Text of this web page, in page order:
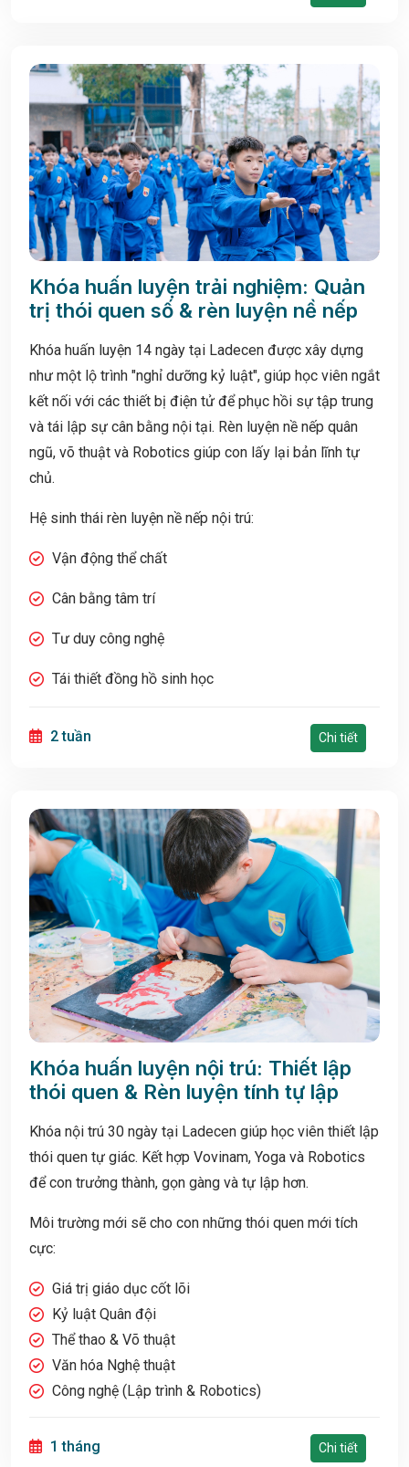
Khóa huấn luyện trải nghiệm: Quản
trị thói quen số & rèn luyện nề nếp
Khóa huấn luyện 14 ngày tại Ladecen được xây dựng
như một lộ trình "nghỉ dưỡng kỷ luật", giúp học viên ngắt
kết nối với các thiết bị điện tử để phục hồi sự tập trung
và tái lập sự cân bằng nội tại. Rèn luyện nề nếp quân
ngũ, võ thuật và Robotics giúp con lấy lại bản lĩnh tự
chủ.
Hệ sinh thái rèn luyện nề nếp nội trú:
Vận động thể chất
Cân bằng tâm trí
Tư duy công nghệ
Tái thiết đồng hồ sinh học
2 tuần Chi tiết
Khóa huấn luyện nội trú: Thiết lập
thói quen & Rèn luyện tính tự lập
Khóa nội trú 30 ngày tại Ladecen giúp học viên thiết lập
thói quen tự giác. Kết hợp Vovinam, Yoga và Robotics
để con trưởng thành, gọn gàng và tự lập hơn.
Môi trường mới sẽ cho con những thói quen mới tích
cực:
Giá trị giáo dục cốt lõi
Kỷ luật Quân đội
Thể thao & Võ thuật
Văn hóa Nghệ thuật
Công nghệ (Lập trình & Robotics)
1 tháng Chi tiết